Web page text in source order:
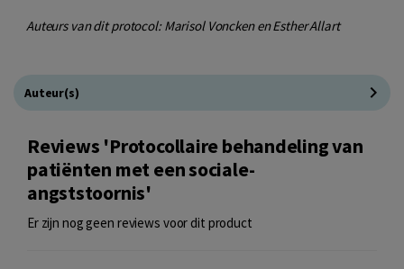
Auteurs van dit protocol: Marisol Voncken en Esther Allart
Auteur(s)
Reviews 'Protocollaire behandeling van
patiënten met een sociale-
angststoornis'
Er zijn nog geen reviews voor dit product